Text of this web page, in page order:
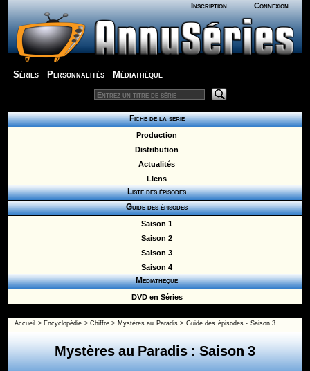
Inscription Connexion
Séries Personnalités Médiathèque
Fiche de la série
Production
Distribution
Actualités
Liens
Liste des épisodes
Guide des épisodes
Saison 1
Saison 2
Saison 3
Saison 4
Médiathèque
DVD en Séries
Accueil > Encyclopédie >Chiffre > Mystères au Paradis> Guide des épisodes - Saison 3
Mystères au Paradis : Saison 3